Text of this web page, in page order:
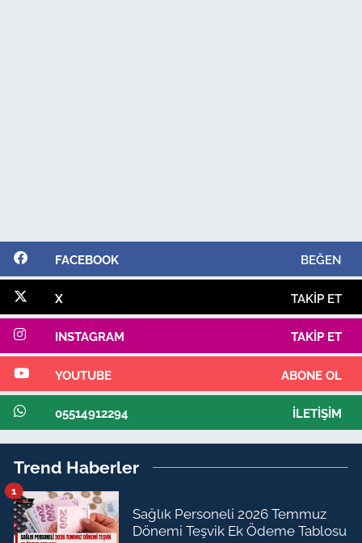
FACEBOOK BEĞEN
X TAKIP ET
INSTAGRAM TAKIP ET
YOUTUBE ABONE OL
05514912294 İLETIŞIM
Trend Haberler
Sağlık Personeli 2026 Temmuz
Dönemi Teşvik Ek Ödeme Tablosu
1